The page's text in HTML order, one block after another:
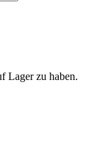
Lager zu haben.